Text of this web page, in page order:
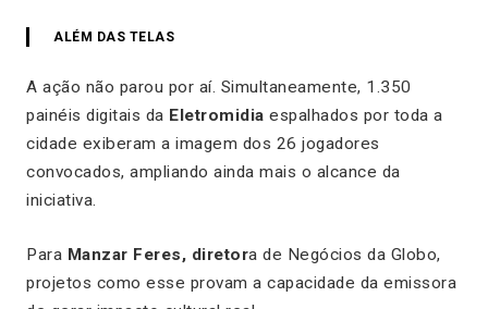
ALÉM DAS TELAS
A ação não parou por aí. Simultaneamente, 1.350
painéis digitais da Eletromidia espalhados por toda a
cidade exiberam a imagem dos 26 jogadores
convocados, ampliando ainda mais o alcance da
iniciativa.
Para Manzar Feres, diretora de Negócios da Globo,
projetos como esse provam a capacidade da emissora